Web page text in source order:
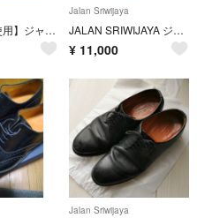
【新品、未使用】ジャランスリワヤ 41 スニーカー ブラック ビブラムソール
Jalan Sriwijaya
JALAN SRIWIJAYA ジャランスリワァヤ 内羽根 ストレートチップ 茶
¥ 11,000
Jalan Sriwijaya